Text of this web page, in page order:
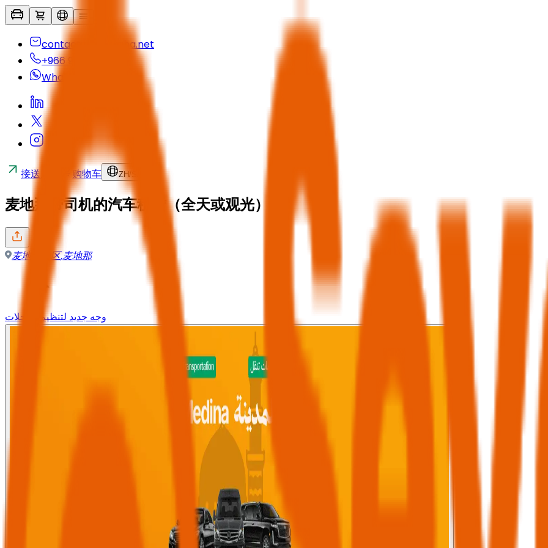
contactus@seyaha.net
+966 920 032 547
Whatsapp
接送服务 购物车 ZH/
麦地那带司机的汽车租赁（全天或观光）
麦地那地区,麦地那
وجه جديد لتنظيم الرحلات